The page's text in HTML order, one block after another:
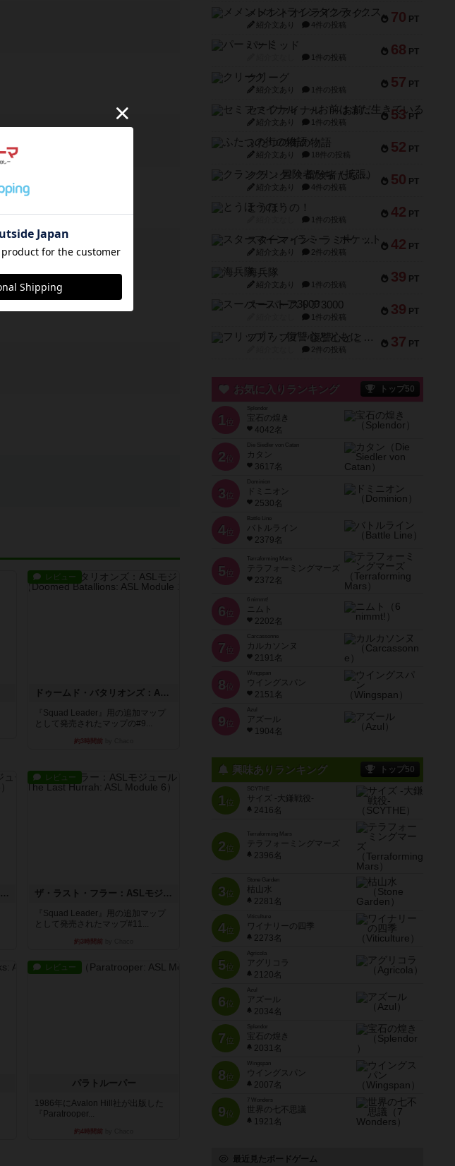
レビュー
ドゥームド・バタリオンズ：ASLモジュール11
『Squad Leader』用の追加マップ
として発売されたマップの#9...
約3時間前
コード・オブ・ブシドー：ASLモジュール8
レビュー
ザ・ラスト・フラー：ASLモジュール6
『Squad Leader』用の追加マップ
として発売されたマップ#11...
約3時間前
レビュー
パラトルーパー
1986年にAvalon Hill社が出版した
『Paratrooper...
約4時間前
70 PT
メメントオンラインタクティクス
紹介文あり 4件の投稿
68 PT
パーミッド
1件の投稿
57 PT
クリーグ
紹介文あり 1件の投稿
53 PT
セミファイナル ～お前はまだ生きている～
紹介文あり 1件の投稿
52 PT
ふたつの街の物語
紹介文あり 18件の投稿
50 PT
クランク! ：冒険者たち（拡張）
紹介文あり 4件の投稿
42 PT
とうほうの！
1件の投稿
42 PT
スターマイン・ラミー ポケット
紹介文あり 2件の投稿
39 PT
海兵隊
紹介文あり 1件の投稿
39 PT
スーパーストア3000
1件の投稿
37 PT
フリップ７：復讐心とともに
2件の投稿
お気に入りランキング トップ50
1 位
宝石の煌き
4042名
2 位
Die Siedler von Catan
カタン
3617名
3 位
ドミニオン
2530名
4位
Battle Line
バトルライン
2379名
5 位
Terraforming Mars
テラフォーミングマーズ
2372名
6 位
ニムト
2202名
7 位
Carcassonne
カルカソンヌ
2191名
8 位
Wingspan
ウイングスパン
2151名
9 位
Azul
アズール
1904名
興味ありランキング トップ50
1位
SCYTHE
サイズ -大鎌戦役-
2416名
2位
Terraforming Mars
テラフォーミングマーズ
2396名
3位
Stone Garden
枯山水
2281名
4位
Viticulture
ワイナリーの四季
2273名
5位
Agricola
アグリコラ
2120名
6位
Azul
アズール
2034名
7位
宝石の煌き
2031名
8位
Wingspan
ウイングスパン
2007名
9位
7 Wonders
世界の七不思議
1921名
最近見たボードゲーム